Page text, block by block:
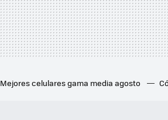
Mejores celulares gama media agosto